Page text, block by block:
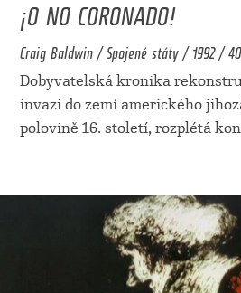
¡O NO CORONADO!
Craig Baldwin / Spojené státy / 1992 /
Dobyvatelská kronika
invazi do zemí amerického
polovině 16. století, rozplétá